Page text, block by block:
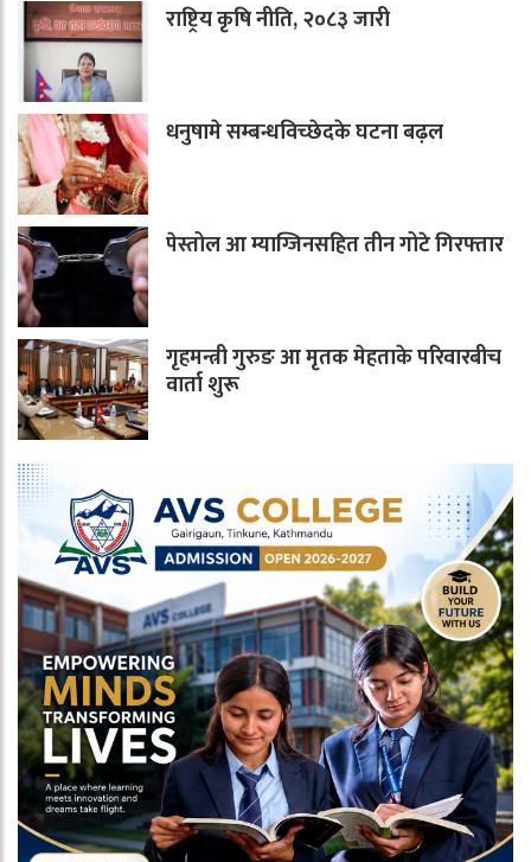
राष्ट्रिय कृषि नीति, २०८३ जारी
धनुषामे सम्बन्धविच्छेदके घटना बढ़ल
पेस्तोल आ म्याग्जिनसहित तीन गोटे गिरफ्तार
गृहमन्त्री गुरुङ आ मृतक मेहताके परिवारबीच
वार्ता शुरू